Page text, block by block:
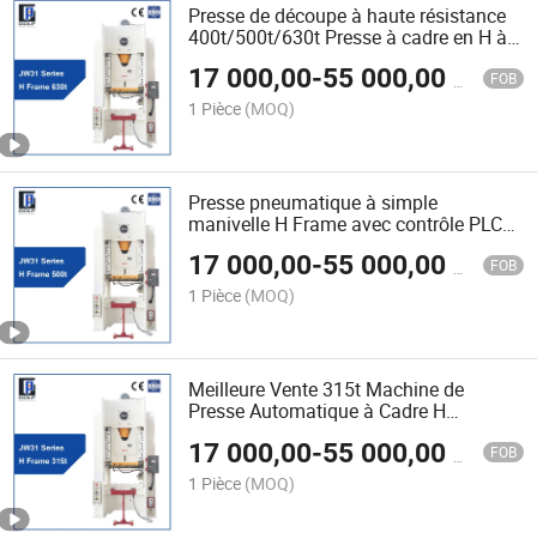
Presse de découpe à haute résistance
400t/500t/630t Presse à cadre en H à
métalliques Fournisseurs de presse à
perforer
17 000,00-55 000,00 FOB
1 Pièce (MOQ)
Presse pneumatique à simple
manivelle H Frame avec contrôle PLC
17 000,00-55 000,00 FOB
1 Pièce (MOQ)
Meilleure Vente 315t Machine de
Presse Automatique à Cadre H
Estampage Métallique
160ton/200t/250t/500t
17 000,00-55 000,00 FOB
1 Pièce (MOQ)